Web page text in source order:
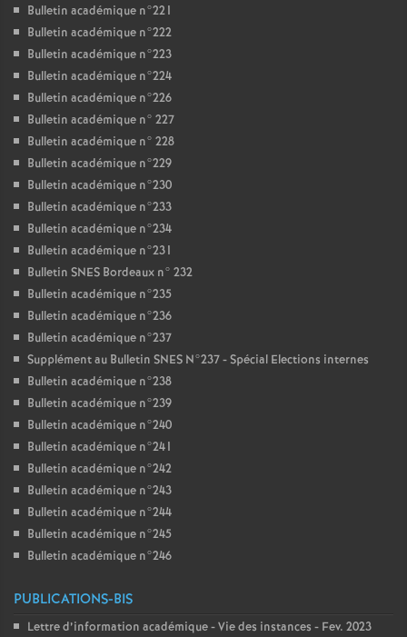
Bulletin académique n°221
Bulletin académique n°222
Bulletin académique n°223
Bulletin académique n°224
Bulletin académique n°226
Bulletin académique n° 227
Bulletin académique n° 228
Bulletin académique n°229
Bulletin académique n°230
Bulletin académique n°233
Bulletin académique n°234
Bulletin académique n°231
Bulletin SNES Bordeaux n° 232
Bulletin académique n°235
Bulletin académique n°236
Bulletin académique n°237
Supplément au Bulletin SNES N°237 - Spécial Elections internes
Bulletin académique n°238
Bulletin académique n°239
Bulletin académique n°240
Bulletin académique n°241
Bulletin académique n°242
Bulletin académique n°243
Bulletin académique n°244
Bulletin académique n°245
Bulletin académique n°246
PUBLICATIONS-BIS
Lettre d’information académique - Vie des instances - Fev. 2023